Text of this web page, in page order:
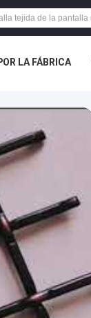
LA FÁBRICA